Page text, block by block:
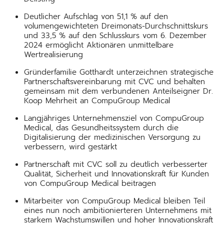
Deutlicher Aufschlag von 51,1 % auf den
volumengewichteten Dreimonats-Durchschnittskurs
und 33,5 % auf den Schlusskurs vom 6. Dezember
2024 ermöglicht Aktionären unmittelbare
Wertrealisierung
Gründerfamilie Gotthardt unterzeichnen strategische
Partnerschaftsvereinbarung mit CVC und behalten
gemeinsam mit dem verbundenen Anteilseigner Dr.
Koop Mehrheit an CompuGroup Medical
Langjähriges Unternehmensziel von CompuGroup
Medical, das Gesundheitssystem durch die
Digitalisierung der medizinischen Versorgung zu
verbessern, wird gestärkt
Partnerschaft mit CVC soll zu deutlich verbesserter
Qualität, Sicherheit und Innovationskraft für Kunden
von CompuGroup Medical beitragen
Mitarbeiter von CompuGroup Medical bleiben Teil
eines nun noch ambitionierteren Unternehmens mit
starkem Wachstumswillen und hoher Innovationskraft